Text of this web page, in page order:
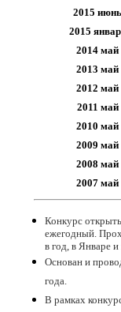
2015 июнь
2015
2014 май
2013 май
2012 май
2011 май
2010 май
2009 май
2008 май
2007 май
Конкурс
ежегодный.
в год, в Январе
Основан и
года.
В рамках